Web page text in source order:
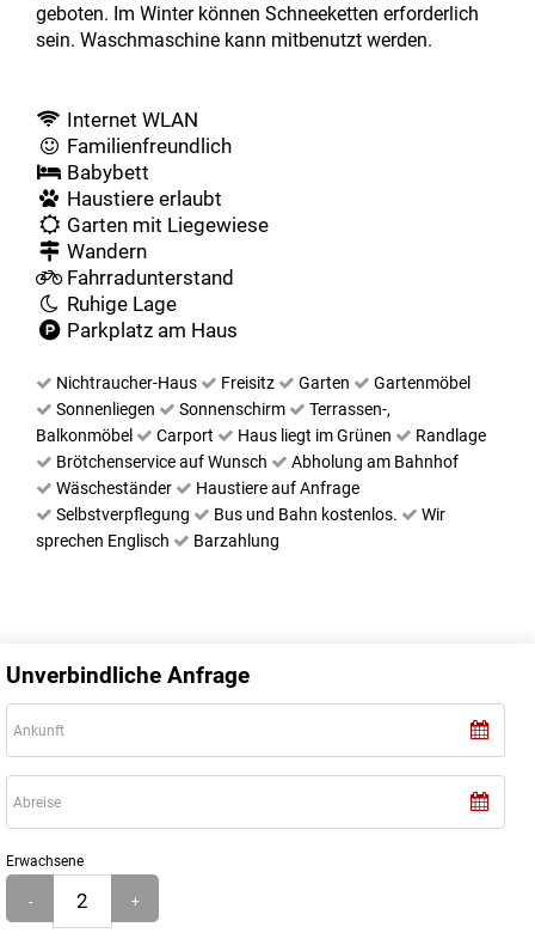
geboten. Im Winter können Schneeketten erforderlich
sein. Waschmaschine kann mitbenutzt werden.
Internet WLAN
Familienfreundlich
Babybett
Haustiere erlaubt
Garten mit Liegewiese
Wandern
Fahrradunterstand
Ruhige Lage
Parkplatz am Haus
Nichtraucher-Haus Freisitz Garten
Gartenmöbel
Sonnenliegen
Sonnenschirm
Terrassen-,
Balkonmöbel
Carport Haus liegt im Grünen
Randlage
Brötchenservice auf Wunsch
Abholung am Bahnhof
Wäscheständer
Haustiere auf Anfrage
Selbstverpflegung
Bus und Bahn kostenlos.
Wir
sprechen Englisch
Barzahlung
Unverbindliche Anfrage
Erwachsene
- +